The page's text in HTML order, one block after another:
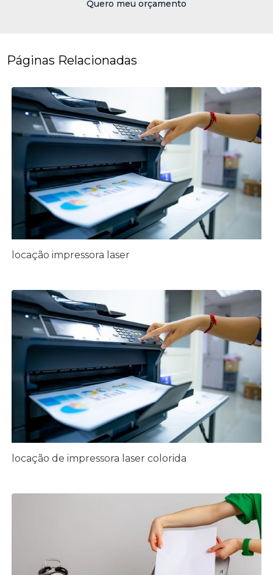
Quero meu orçamento
Páginas Relacionadas
locação impressora laser
locação de impressora laser colorida